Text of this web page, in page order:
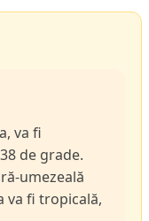
va fi
de grade.
umezeală
va fi tropicală,